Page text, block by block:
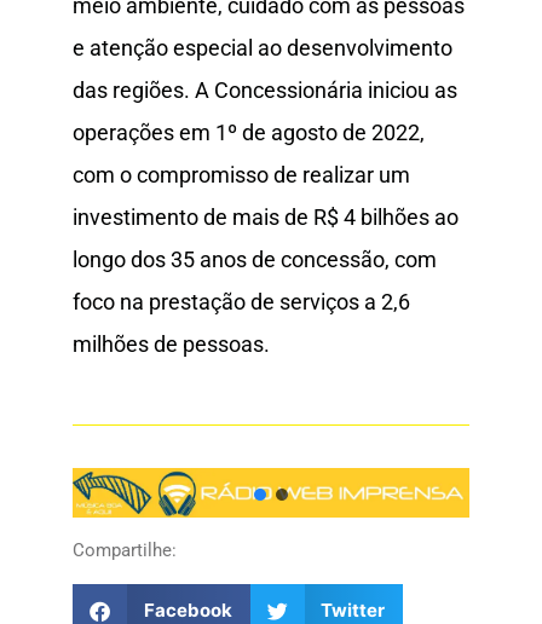
meio ambiente, cuidado com as pessoas
e atenção especial ao desenvolvimento
das regiões. A Concessionária iniciou as
operações em 1º de agosto de 2022,
com o compromisso de realizar um
investimento de mais de R$ 4 bilhões ao
longo dos 35 anos de concessão, com
foco na prestação de serviços a 2,6
milhões de pessoas.
Compartilhe:
Facebook Twitter